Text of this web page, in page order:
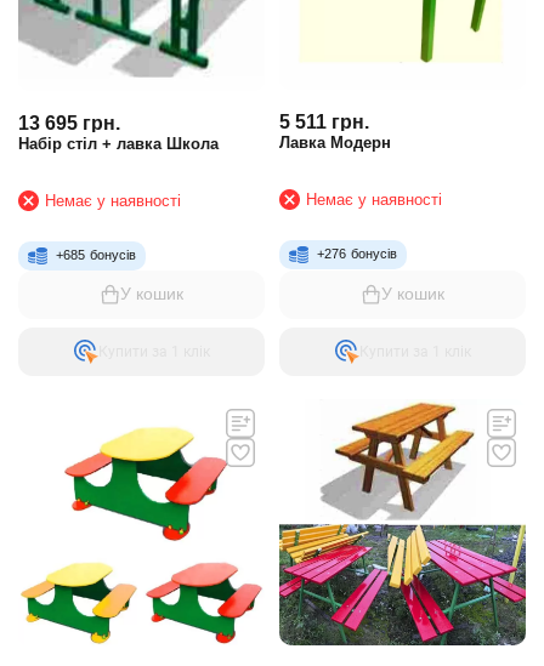
13 695 грн.
Набір стіл + лавка Школа
Немає у наявності
+685 бонусів
У кошик
5 511 грн.
Лавка Модерн
Немає у наявності
+276 бонусів
У кошик